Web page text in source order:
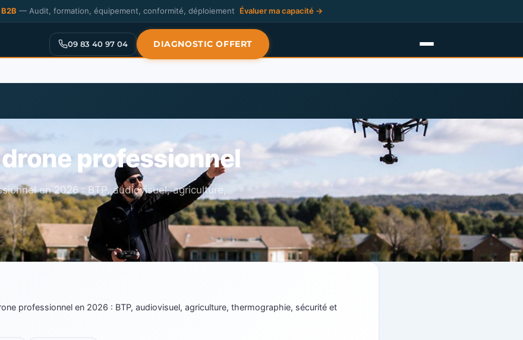
— Audit, formation, équipement, conformité, déploiement Évaluer ma capacité →
09 83 40 97 04 DIAGNOSTIC OFFERT
professionnel
en 2026 : BTP, audiovisuel, agriculture,
professionnel en 2026 : BTP, audiovisuel, agriculture, thermographie, sécurité et